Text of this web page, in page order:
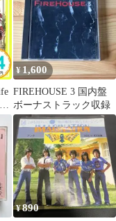
¥1,600
FIREHOUSE 3 国内盤
ボーナストラック収録
¥890